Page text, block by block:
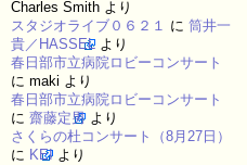
Charles Smith より
スタジオライブ０６２１ に 筒井一
貴／HASSEL より
春日部市立病院ロビーコンサート
に maki より
春日部市立病院ロビーコンサート
に 齋藤定男 より
さくらの杜コンサート（8月27日）
に KEI より